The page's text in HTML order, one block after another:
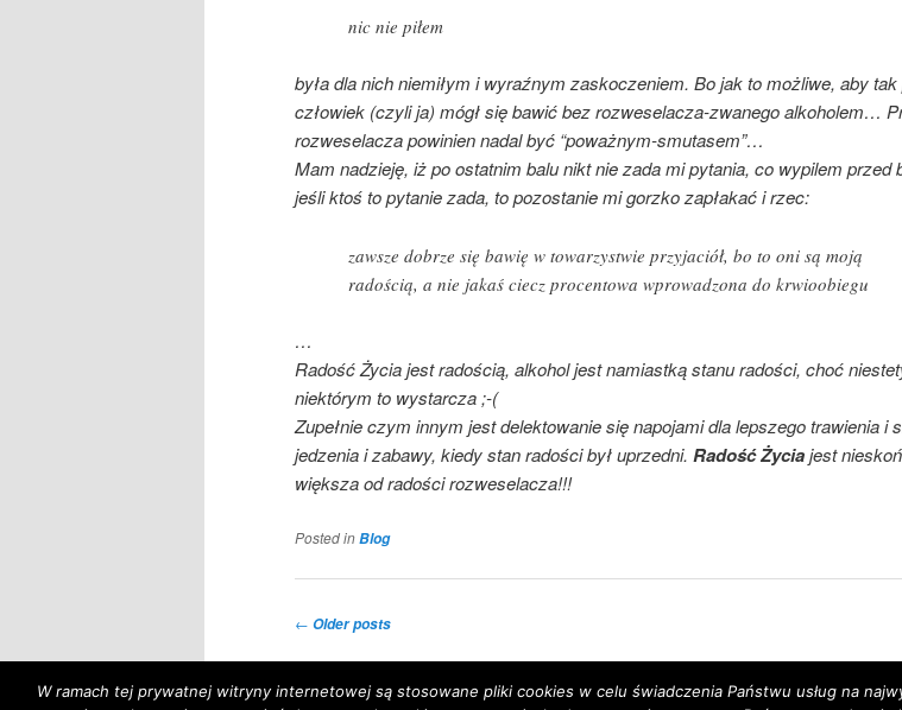
nic nie piłem
była dla nich niemiłym i wyraźnym zaskoczeniem. Bo jak to możliwe, aby
człowiek (czyli ja) mógł się bawić bez rozweselacza-zwanego alkoholem…
rozweselacza powinien nadal być “poważnym-smutasem”…
Mam nadzieję, iż po ostatnim balu nikt nie zada mi pytania, co wypilem
jeśli ktoś to pytanie zada, to pozostanie mi gorzko zapłakać i rzec:
zawsze dobrze się bawię w towarzystwie przyjaciół, bo to oni są moją
radością, a nie jakaś ciecz procentowa wprowadzona do krwioobiegu
…
Radość Życia jest radością, alkohol jest namiastką stanu radości, choć
niektórym to wystarcza ;-(
Zupełnie czym innym jest delektowanie się napojami dla lepszego trawienia i
jedzenia i zabawy, kiedy stan radości był uprzedni. Radość Życiajest
większa od radości rozweselacza!!!
Posted inBlog
Post
← Older posts
W ramach tej prywatnej witryny internetowej są stosowane pliki cookies w celu świadczenia Państwu usług na